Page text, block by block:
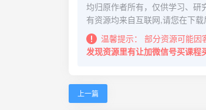
均归原作者所有，仅供学习、研
有资源均来自互联网,请您在下载
温馨提示：
部分资源可能因
发现资源里有让加微信号买课程
上一篇